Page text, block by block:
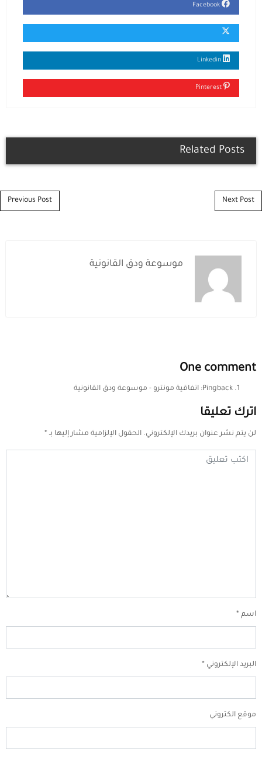
Related Posts
Post navigation
Previous Post Next Post
موسوعة ودق القانونية
One comment
Pingback: اتفاقية مونترو - موسوعة ودق القانونية
اترك تعليقا
لن يتم نشر عنوان بريدك الإلكتروني. الحقول الإلزامية مشار إليها بـ *
اسم *
البريد الإلكتروني *
موقع الكتروني